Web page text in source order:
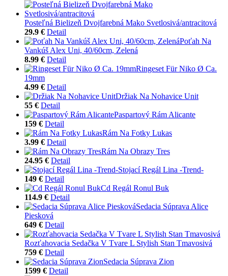
Posteľná Bielizeň Dvojfarebná Mako Svetlosivá/antracitová
29.9 € Detail
Poťah Na
Vankúš Alex Uni, 40/60cm, Zelená
8.99 € Detail
Ringeset Für Niko Ø Ca.
19mm
4.99 € Detail
Držiak Na Nohavice Unit
55 € Detail
Paspartový Rám Alicante
159 € Detail
Rám Na Fotky Lukas
3.99 € Detail
Rám Na Obrazy Tres
24.95 € Detail
Stojací Regál Lina -Trend-
149 € Detail
Cd Regál Ronul Buk
114.9 € Detail
Sedacia Súprava Alice
Piesková
649 € Detail
Rozťahovacia Sedačka V Tvare L Stylish Stan Tmavosivá
759 € Detail
Sedacia Súprava Zion
1599 € Detail